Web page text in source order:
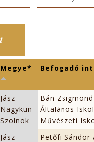
Megye* Befogadó
Jász-
Nagykun-
Szolnok
Bán
Általános
Művészeti
Jász-
Petőfi Sándor